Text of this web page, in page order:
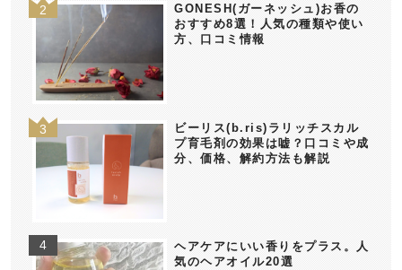
GONESH(ガーネッシュ)お香の
おすすめ8選！人気の種類や使い
方、口コミ情報
ビーリス(b.ris)ラリッチスカル
プ育毛剤の効果は嘘？口コミや成
分、価格、解約方法も解説
ヘアケアにいい香りをプラス。人
気のヘアオイル20選